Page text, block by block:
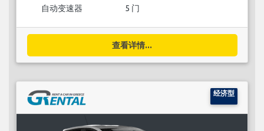
自动变速器 5 门
查看详情...
经济型